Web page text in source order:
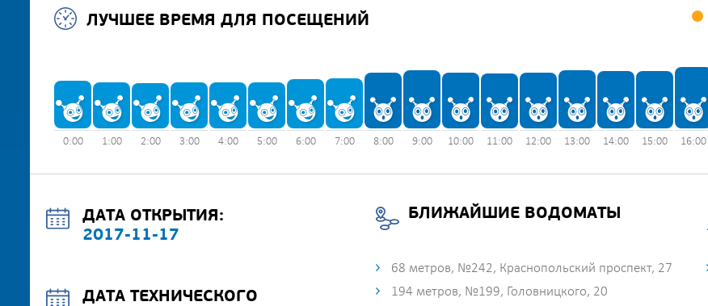
ЛУЧШЕЕ ВРЕМЯ ДЛЯ ПОСЕЩЕНИЙ
0:00 1:00 2:00 3:00 4:00 5:00 6:00 7:00 8:00 9:00 10:00 11:00 12:00 13:00 14:00 15:00 16:00
ДАТА ОТКРЫТИЯ:
2017-11-17
ДАТА ТЕХНИЧЕСКОГО
БЛИЖАЙШИЕ ВОДОМАТЫ
68 метров, №242, Краснопольский проспект, 27
194 метров, №199, Головницкого, 20